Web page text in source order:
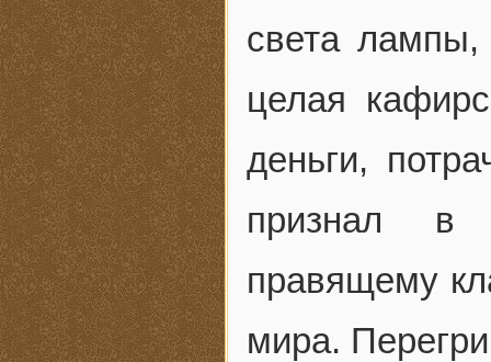
света
целая
деньги,
признал в
правящему
мира.